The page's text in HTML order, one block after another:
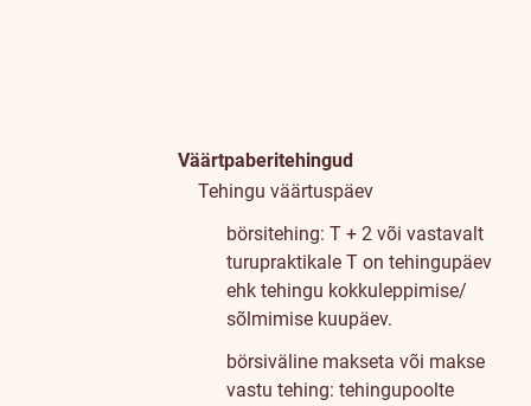
Väärtpaberitehingud
Tehingu väärtuspäev
börsitehing: T + 2 või vastavalt
turupraktikale T on tehingupäev
ehk tehingu kokkuleppimise/
sõlmimise kuupäev.
börsiväline makseta või makse
vastu tehing: tehingupoolte